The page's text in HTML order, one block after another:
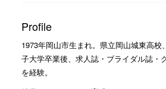
Profile
1973年岡山市生まれ。県立岡山城東高校
子大学卒業後、求人誌・ブライダル誌・
を経験。